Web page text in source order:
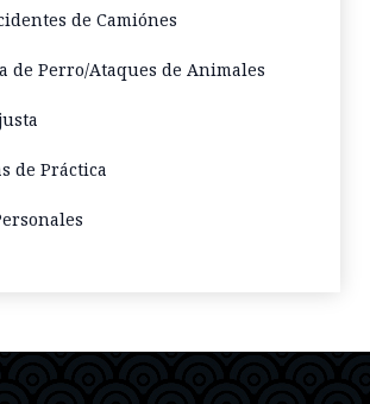
de Camiónes
de Perro/Ataques de Animales
de Práctica